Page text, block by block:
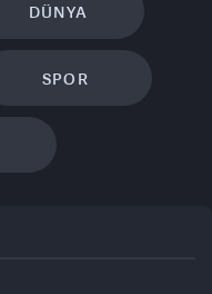
DÜNYA
SPOR